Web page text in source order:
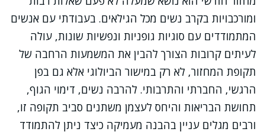
ומורכבויות בקרב נשים מכל הגילאים. בעבודתי עם אנשים
המתמודדים עם סוגיות גופניות ונפשיות שונות, עולה
לעיתים קרובות הצורך להבין את המשמעות הרחבה של
תקופת המחזור, לא רק במישור הביולוגי אלא גם בפן
הרגשי, החברתי והתרבותי. להרבה נשים, דימוי הגוף,
תחושת הבריאות והיחס לעצמן משתנים סביב תקופה זו,
ורבים מגלים עניין בהבנה מעמיקה כיצד ניתן להתמודד